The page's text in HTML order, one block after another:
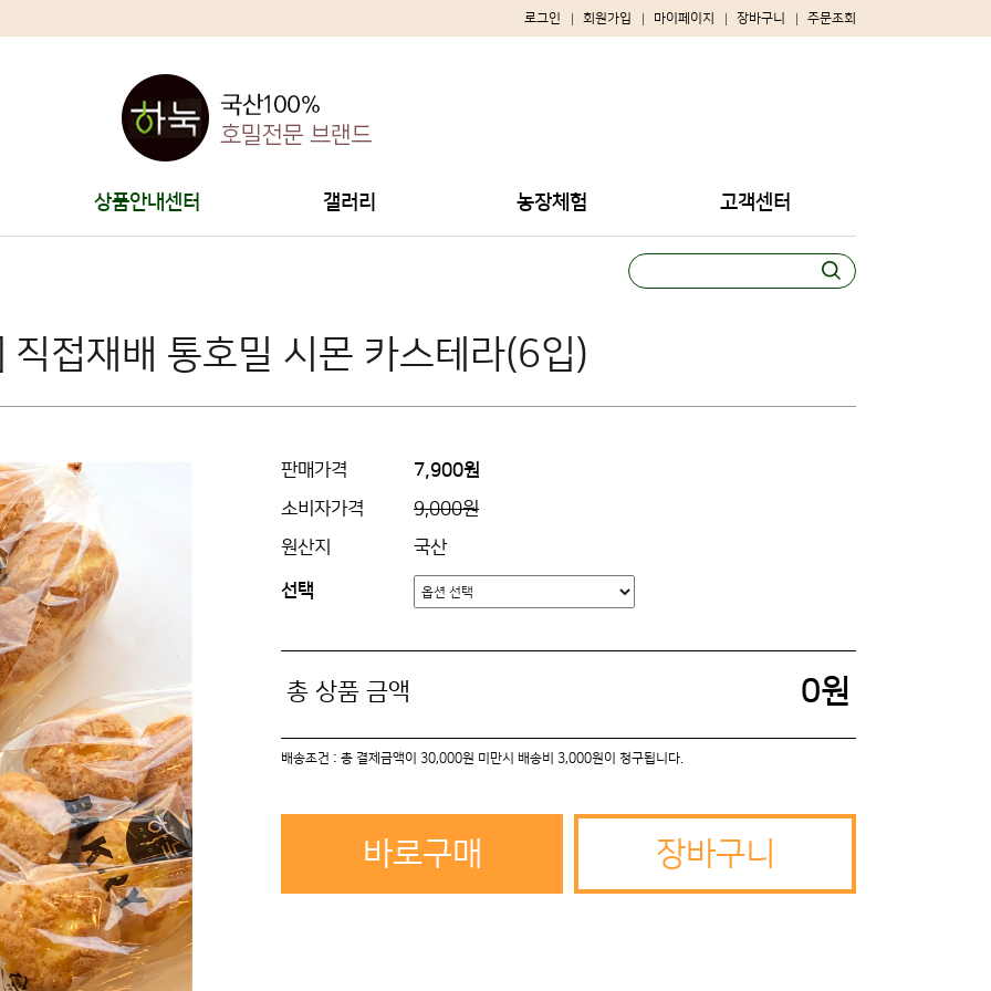
로그인 회원가입 마이페이지 장바구니 주문조회
상품안내센터 갤러리 농장체험 고객센터
접재배 통호밀 시몬 카스테라(6입)
판매가격
7,900원
소비자가격
9,000원
원산지
국산
선택
총 상품 금액 0원
배송조건 : 총 결제금액이 30,000원 미만시 배송비 3,000원이 청구됩니다.
바로구매 장바구니